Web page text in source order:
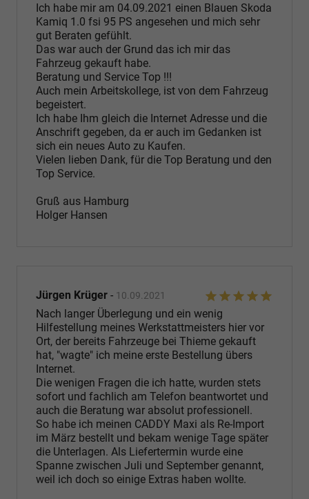
Ich habe mir am 04.09.2021 einen Blauen Skoda
Kamiq 1.0 fsi 95 PS angesehen und mich sehr
gut Beraten gefühlt.
Das war auch der Grund das ich mir das
Fahrzeug gekauft habe.
Beratung und Service Top !!!
Auch mein Arbeitskollege, ist von dem Fahrzeug
begeistert.
Ich habe Ihm gleich die Internet Adresse und die
Anschrift gegeben, da er auch im Gedanken ist
sich ein neues Auto zu Kaufen.
Vielen lieben Dank, für die Top Beratung und den
Top Service.
Gruß aus Hamburg
Holger Hansen
Jürgen Krüger - 10.09.2021
Nach langer Überlegung und ein wenig
Hilfestellung meines Werkstattmeisters hier vor
Ort, der bereits Fahrzeuge bei Thieme gekauft
hat, "wagte" ich meine erste Bestellung übers
Internet.
Die wenigen Fragen die ich hatte, wurden stets
sofort und fachlich am Telefon beantwortet und
auch die Beratung war absolut professionell.
So habe ich meinen CADDY Maxi als Re-Import
im März bestellt und bekam wenige Tage später
die Unterlagen. Als Liefertermin wurde eine
Spanne zwischen Juli und September genannt,
weil ich doch so einige Extras haben wollte.